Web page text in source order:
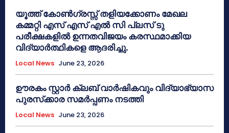
യൂത്ത് കോൺഗ്രസ്സ് തളിയക്കോണം മേഖല
കമ്മറ്റി എസ് എസ് എൽ സി പ്ലസ് ടു
പരീക്ഷകളിൽ ഉന്നതവിജയം കരസ്ഥമാക്കിയ
വിദ്യാർത്ഥികളെ ആദരിച്ചു.
Local News June 23, 2026
ഊരകം സ്റ്റാർ ക്ലബ് വാർഷികവും വിദ്യാഭ്യാസ
പുരസ്‌ക്കാര സമർപ്പണം നടത്തി
Local News June 23, 2026